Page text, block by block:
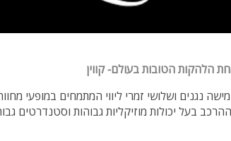
הלהקות הטובות בעולם- קווין
נגנים ושלושי זמרי ליווי המתמחים במופעי
בעל יכולות מוזיקליות גבוהות וסטנדרטים